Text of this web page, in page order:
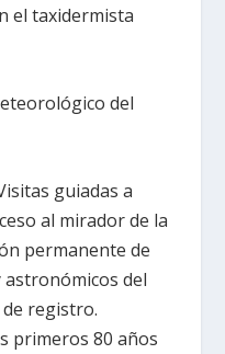
el taxidermista
del
guiadas a
al mirador de la
permanente de
del
registro.
primeros 80 años